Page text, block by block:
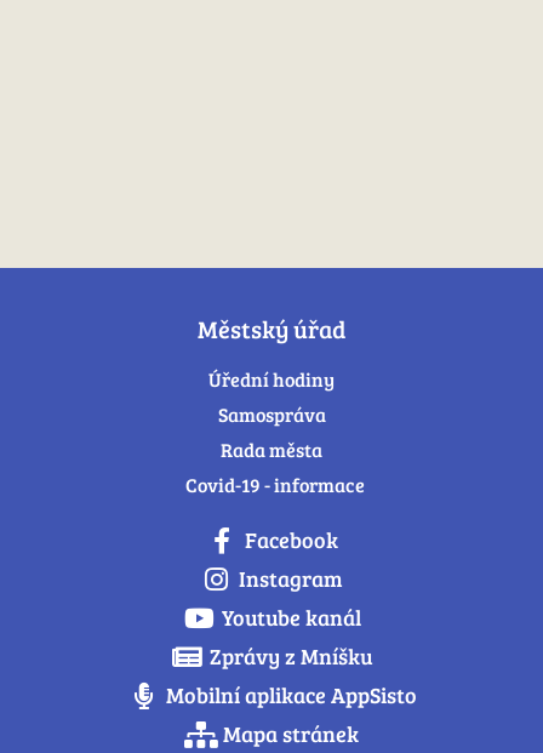
Městský úřad
Úřední hodiny
Samospráva
Rada města
Covid-19 - informace
Facebook
Instagram
Youtube kanál
Zprávy z Mníšku
Mobilní aplikace AppSisto
Mapa stránek